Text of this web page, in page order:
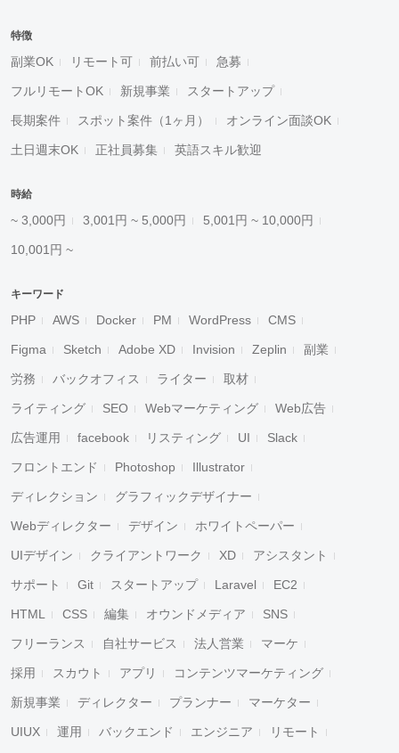
特徴
副業OK リモート可 前払い可 急募
フルリモートOK 新規事業 スタートアップ
長期案件 スポット案件（1ヶ月） オンライン面談OK
土日週末OK 正社員募集 英語スキル歓迎
時給
~ 3,000円 3,001円 ~ 5,000円 5,001円 ~ 10,000円
10,001円 ~
キーワード
PHP AWS Docker PM WordPress CMS
Figma Sketch Adobe XD Invision Zeplin 副業
労務 バックオフィス ライター 取材
ライティング SEO Webマーケティング Web広告
広告運用 facebook リスティング UI Slack
フロントエンド Photoshop Illustrator
ディレクション グラフィックデザイナー
Webディレクター デザイン ホワイトペーパー
UIデザイン クライアントワーク XD アシスタント
サポート Git スタートアップ Laravel EC2
HTML CSS 編集 オウンドメディア SNS
フリーランス 自社サービス 法人営業 マーケ
採用 スカウト アプリ コンテンツマーケティング
新規事業 ディレクター プランナー マーケター
UIUX 運用 バックエンド エンジニア リモート